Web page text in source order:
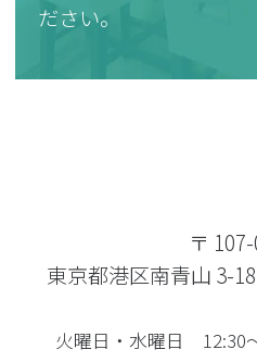
ださい。
〒
東京都港区南青山 3-
火曜日・水曜日 12:30